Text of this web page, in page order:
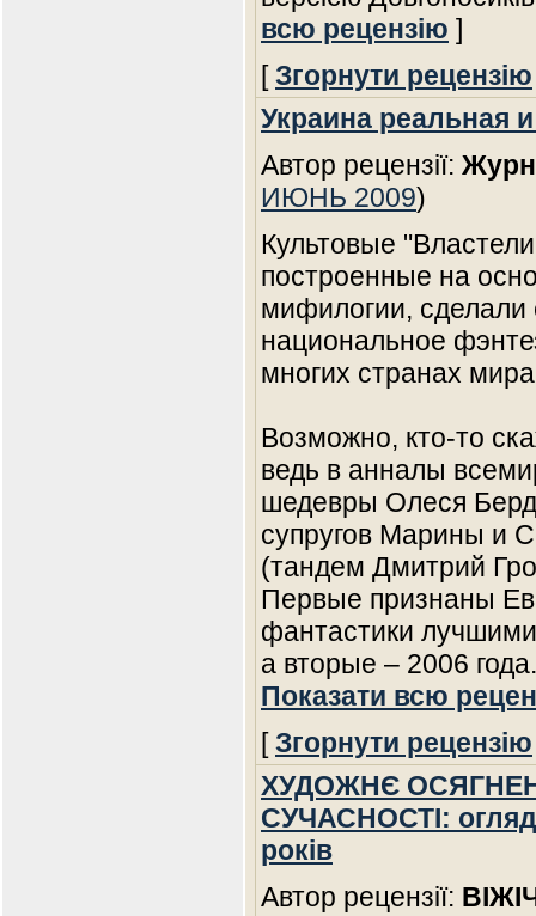
всю рецензію ]
[Згорнути рецензію
Украина реальная
Автор рецензії:
ИЮНЬ 2009)
Культовые
построенные на
мифилогии, сделали
национальное
многих странах
Возможно, кто-то
ведь в анналы
шедевры Олеся
супругов Марины и
(тандем Дмитрий
Первые признаны
фантастики
а вторые – 2006
Показати всю
[Згорнути рецензію
ХУДОЖНЄ
СУЧАСНОСТІ: огляд
років
Автор рецензії: